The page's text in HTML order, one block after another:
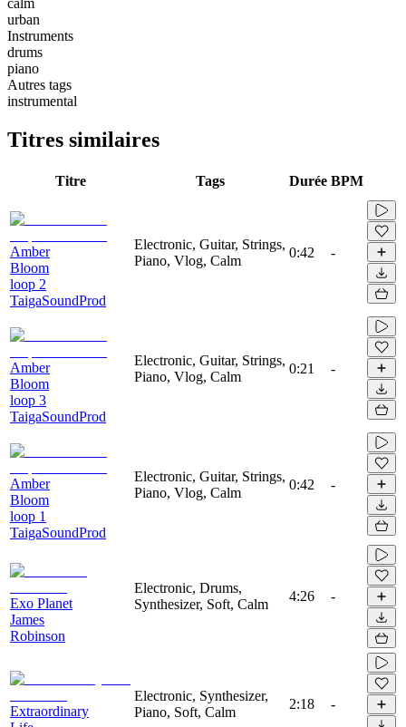
urban
Instruments
drums
piano
Autres tags
instrumental
Titres similaires
Titre Tags Durée BPM
Amber
Bloom
loop 2
TaigaSoundProd
Electronic, Guitar, Strings,
Piano, Vlog, Calm
0:42 -
Amber
Bloom
loop 3
TaigaSoundProd
Electronic, Guitar, Strings,
Piano, Vlog, Calm
0:21 -
Amber
Bloom
loop 1
TaigaSoundProd
Electronic, Guitar, Strings,
Piano, Vlog, Calm
0:42 -
Exo Planet
James
Robinson
Electronic, Drums,
Synthesizer, Soft, Calm
4:26 -
Extraordinary
Electronic, Synthesizer,
Piano, Soft, Calm
2:18 -